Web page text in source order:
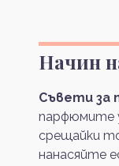
Начин
Съвети за
парфюмите
срещайки
нанасяйте